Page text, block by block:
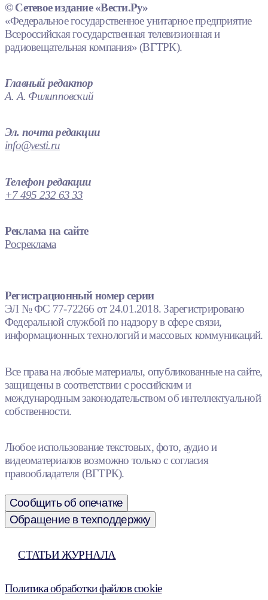
© Сетевое издание «Вести.Ру»
«Федеральное государственное унитарное предприятие
Всероссийская государственная телевизионная и
радиовещательная компания» (ВГТРК).
Главный редактор
А. А. Филипповский
Эл. почта редакции
info@vesti.ru
Телефон редакции
+7 495 232 63 33
Реклама на сайте
Росреклама
Регистрационный номер серии
ЭЛ № ФС 77-72266 от 24.01.2018. Зарегистрировано
Федеральной службой по надзору в сфере связи,
информационных технологий и массовых коммуникаций.
Все права на любые материалы, опубликованные на сайте,
защищены в соответствии с российским и
международным законодательством об интеллектуальной
собственности.
Любое использование текстовых, фото, аудио и
видеоматериалов возможно только с согласия
правообладателя (ВГТРК).
Сообщить об опечатке
Обращение в техподдержку
СТАТЬИ ЖУРНАЛА
Политика обработки файлов cookie